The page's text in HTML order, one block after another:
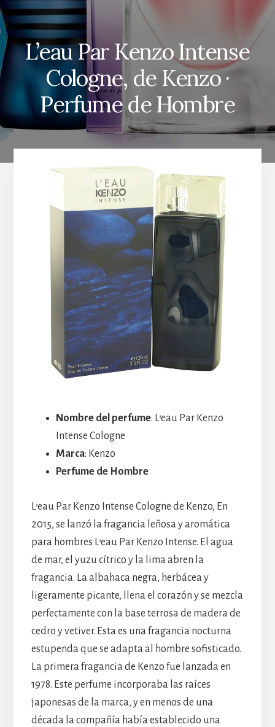
L’eau Par Kenzo Intense
Cologne, de Kenzo ·
Perfume de Hombre
Nombre del perfume: L’eau Par Kenzo
Intense Cologne
Marca: Kenzo
Perfume de Hombre
L’eau Par Kenzo Intense Cologne de Kenzo, En
2015, se lanzó la fragancia leñosa y aromática
para hombres L’eau Par Kenzo Intense. El agua
de mar, el yuzu cítrico y la lima abren la
fragancia. La albahaca negra, herbácea y
ligeramente picante, llena el corazón y se mezcla
perfectamente con la base terrosa de madera de
cedro y vetiver. Esta es una fragancia nocturna
estupenda que se adapta al hombre sofisticado.
La primera fragancia de Kenzo fue lanzada en
1978. Este perfume incorporaba las raíces
japonesas de la marca, y en menos de una
década la compañía había establecido una